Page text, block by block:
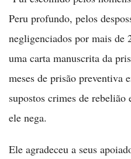
Peru profundo, pelos
negligenciados por mais de
uma carta manuscrita da
meses de prisão preventiva
supostos crimes de
ele nega.
Ele agradeceu a seus